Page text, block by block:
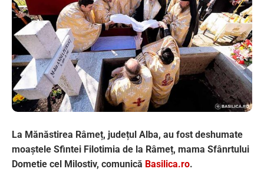
La Mănăstirea Râmeț, județul Alba, au fost deshumate
moaștele Sfintei Filotimia de la Râmeț, mama Sfânrtului
Dometie cel Milostiv, comunică Basilica.ro.